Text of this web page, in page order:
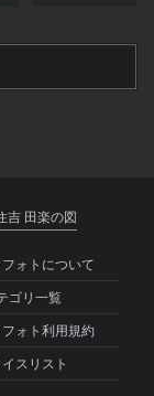
吉 田楽の図
ォトについて
ゴリ一覧
フォト利用規約
スリスト